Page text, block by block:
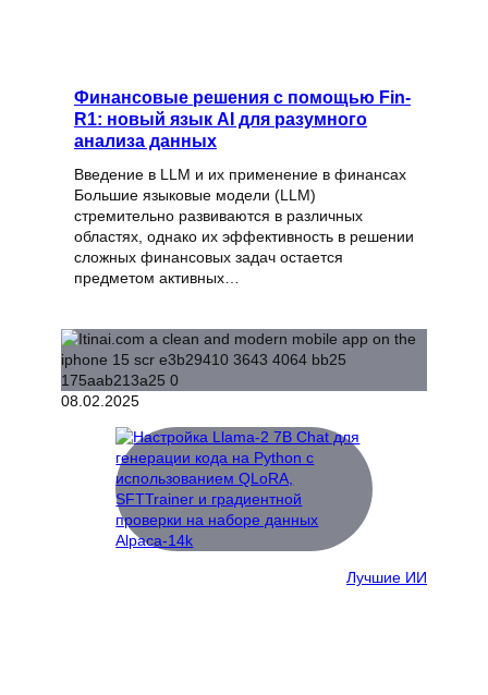
Финансовые решения с помощью Fin-
R1: новый язык AI для разумного
анализа данных
Введение в LLM и их применение в финансах
Большие языковые модели (LLM)
стремительно развиваются в различных
областях, однако их эффективность в решении
сложных финансовых задач остается
предметом активных…
08.02.2025
Лучшие ИИ